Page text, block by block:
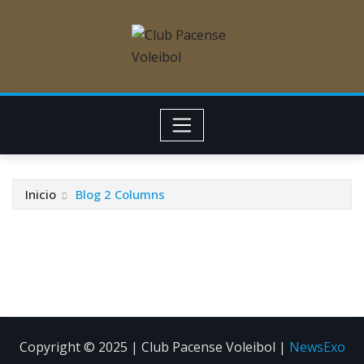
Inicio Blog 2 Columns
Copyright © 2025 | Club Pacense Voleibol | NewsExo